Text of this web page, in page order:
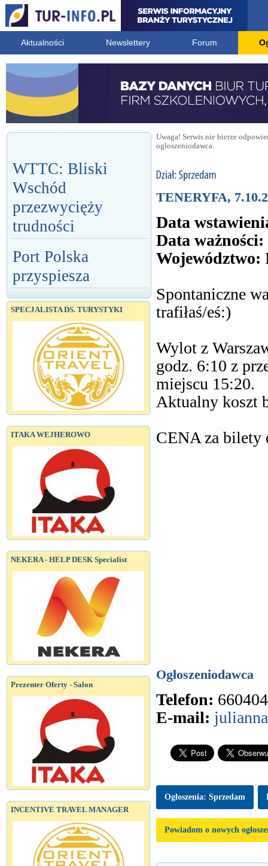
Aktualności Newslettery Forum
WTTC: Bliski
Wschód
przezwycięży
trudności
Port Polska
przyspiesza
SPECJALISTA DS. TURYSTYKI
ITAKA WEJHEROWO
NEKERA - HELP DESK Specialist
Prezenter Oferty - Salon
INCENTIVE TRAVEL MANAGER
Uwaga! Serwis nie bierze
ogłoszeniodawca.
TENERYFA,
Data
Data ważności:
Województwo:
Spontaniczne
trafiłaś/eś:)
Wylot z
godz. 6:10 z
miejscu 15:20.
Aktualny koszt
CENA za bilety
Ogłoszeniodawca
Telefon:
E-mail:
Ogłoszenia: Sprzedam
Powiadom o nowych